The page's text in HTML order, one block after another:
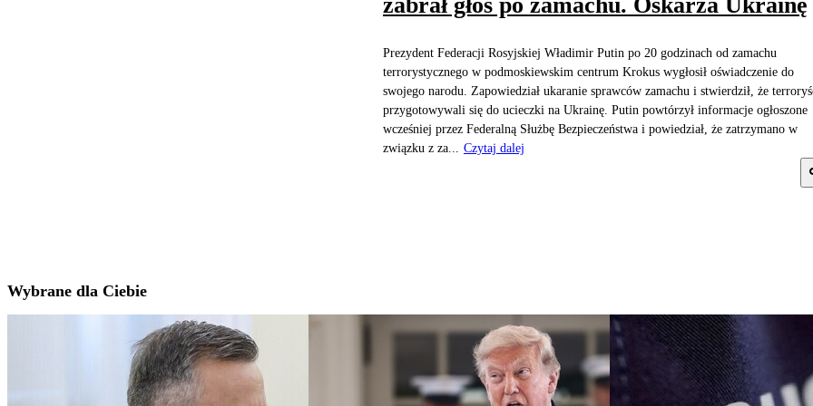
Prezydent Federacji Rosyjskiej Władimir Putin po 20 godzinach od zamachu
terrorystycznego w podmoskiewskim centrum Krokus wygłosił oświadczenie do
swojego narodu. Zapowiedział ukaranie sprawców zamachu i stwierdził, że
przygotowywali się do ucieczki na Ukrainę. Putin powtórzył informacje ogłoszone
wcześniej przez Federalną Służbę Bezpieczeństwa i powiedział, że zatrzymano w
związku z za...
Czytaj dalej
Wybrane dla Ciebie